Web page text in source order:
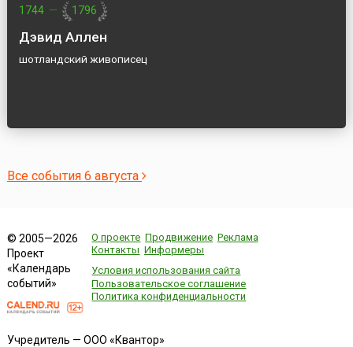
1744 — 1796
Дэвид Аллен
шотландский живописец
Все события 6 августа
© 2005—2026
Проект
«Календарь
событий»
О проекте Продвижение Реклама
Контакты Информеры
Условия использования сайта
Пользовательское соглашение
Политика конфиденциальности
Учредитель — ООО «Квантор»